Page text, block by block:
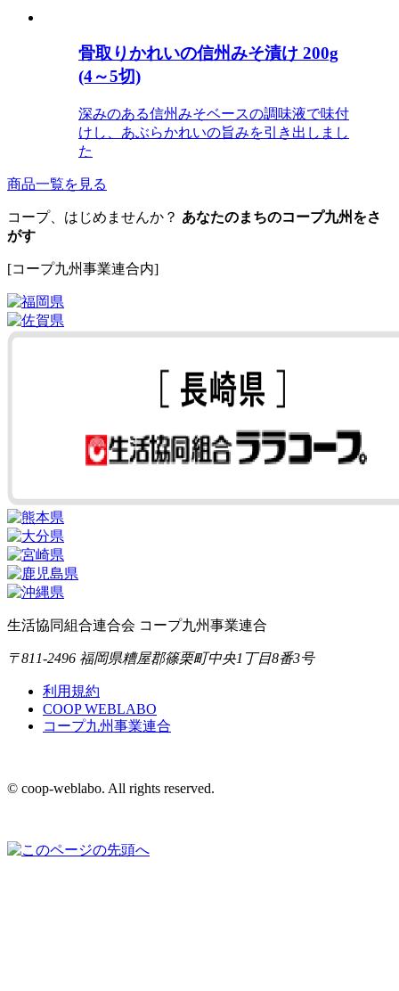
骨取りかれいの信州みそ漬け 200g
(4～5切)
深みのある信州みそベースの調味液で味付
けし、あぶらかれいの旨みを引き出しまし
た
商品一覧を見る
コープ、はじめませんか？ あなたのまちのコープ九州をさ
がす
[コープ九州事業連合内]
生活協同組合連合会 コープ九州事業連合
〒811-2496 福岡県糟屋郡篠栗町中央1丁目8番3号
利用規約
COOP WEBLABO
コープ九州事業連合
© coop-weblabo. All rights reserved.